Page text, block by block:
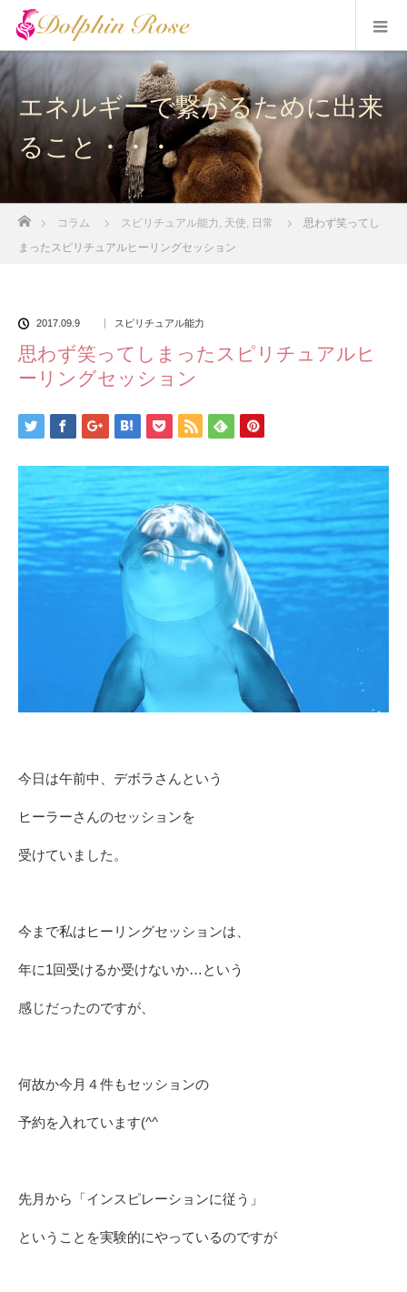
エネルギーで繋がるために出来
ること・・・
コラム スピリチュアル能力 天使 日常
思わず笑ってし
まったスピリチュアルヒーリングセッション
2017.09.9 スピリチュアル能力
思わず笑ってしまったスピリチュアルヒ
ーリングセッション
今日は午前中、デボラさんという
ヒーラーさんのセッションを
受けていました。
今まで私はヒーリングセッションは、
年に1回受けるか受けないか…という
感じだったのですが、
何故か今月４件もセッションの
予約を入れています(^^ゞ
先月から「インスピレーションに従う」
ということを実験的にやっているのですが